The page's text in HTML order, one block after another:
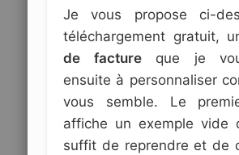
Je vous propose ci-
téléchargement gratuit,
de factureque je
ensuite à personnaliser
vous semble. Le
affiche un exemple vide
suffit de reprendre et de